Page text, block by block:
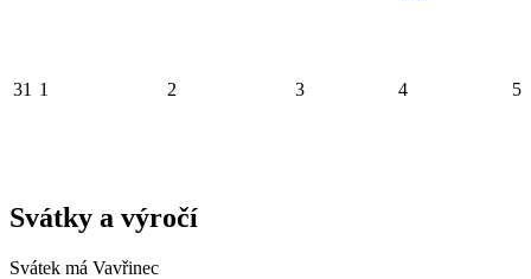
31 1 2 3 4 5
Svátky a výročí
Svátek má Vavřinec